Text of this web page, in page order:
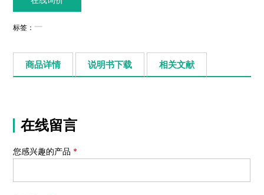
标签：
商品详情 说明书下载 相关文献
在线留言
您感兴趣的产品 *